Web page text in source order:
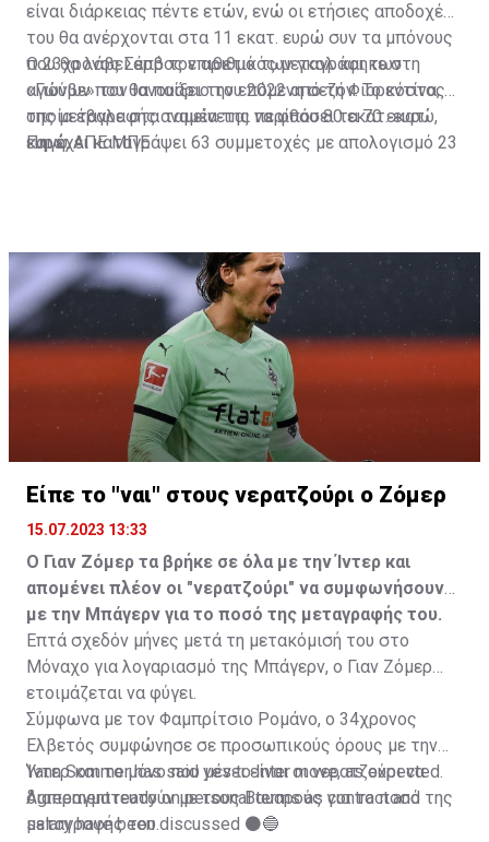
είναι διάρκειας πέντε ετών, ενώ οι ετήσιες αποδοχές
του θα ανέρχονται στα 11 εκατ. ευρώ συν τα μπόνους
που θα λάβει από τον αριθμό των γκολ και των
αγώνων που θα παίξει την επόμενη σεζόν. Το κόστος
της μεταγραφής αναμένεται να φθάσει τα 70 εκατ.
ευρώ.
Ο 23χρονος Σέρβος επιθετικός μεταγράφηκε στη
«Γιούβε» τον Ιανουάριο του 2022 από τη Φιορεντίνα, η
οποία έβαλε στα ταμεία της περίπου 80 εκατ. ευρώ,
και έχει καταγράψει 63 συμμετοχές με απολογισμό 23
Πηγή: ΑΠΕ ΜΠΕ
Είπε το "ναι" στους νερατζούρι ο Ζόμερ
15.07.2023 13:33
Ο Γιαν Ζόμερ τα βρήκε σε όλα με την Ίντερ και
απομένει πλέον οι "νερατζούρι" να συμφωνήσουν
με την Μπάγερν για το ποσό της μεταγραφής του.
Επτά σχεδόν μήνες μετά τη μετακόμισή του στο
Μόναχο για λογαριασμό της Μπάγερν, ο Γιαν Ζόμερ
ετοιμάζεται να φύγει.
Σύμφωνα με τον Φαμπρίτσιο Ρομάνο, ο 34χρονος
Ελβετός συμφώνησε σε προσωπικούς όρους με την
Ίντερ και το μόνο που μένει είναι οι νερατζούρι να
διαπραγματευτούν με τους Βαυαρούς για το ποσό της
μεταγραφής του.
Yann Sommer has said yes to Inter move, as expected.
Agreement ready on personal terms as contract and
salary have been discussed ⚫️🔵